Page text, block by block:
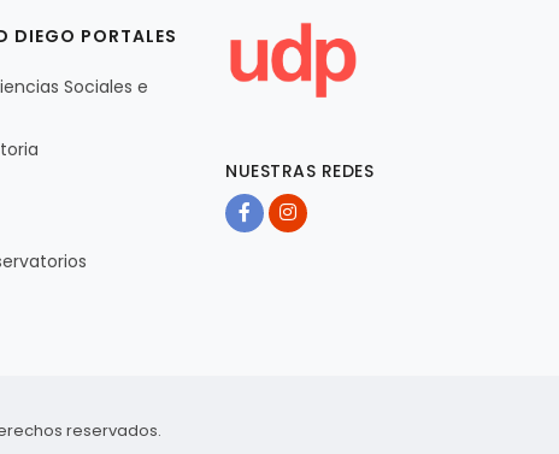
DIEGO PORTALES
Sociales e
NUESTRAS REDES
reservados.